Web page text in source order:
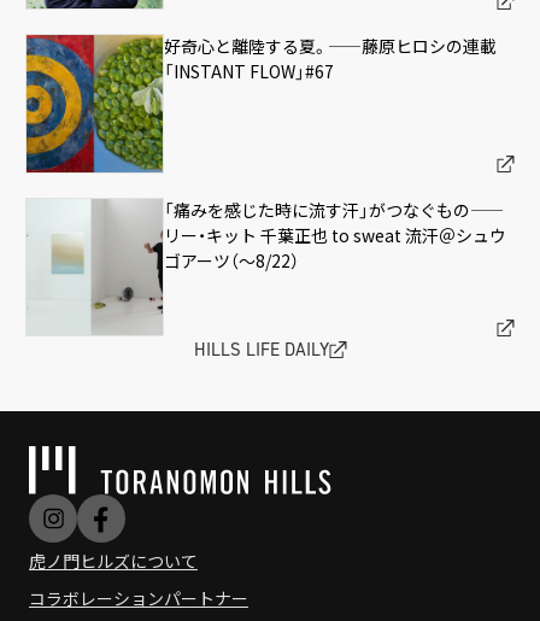
好奇心と離陸する夏。——藤原ヒロシの連載
「INSTANT FLOW」#67
「痛みを感じた時に流す汗」がつなぐもの——
リー・キット 千葉正也 to sweat 流汗＠シュウ
ゴアーツ（〜8/22）
HILLS LIFE DAILY
虎ノ門ヒルズについて
コラボレーションパートナー